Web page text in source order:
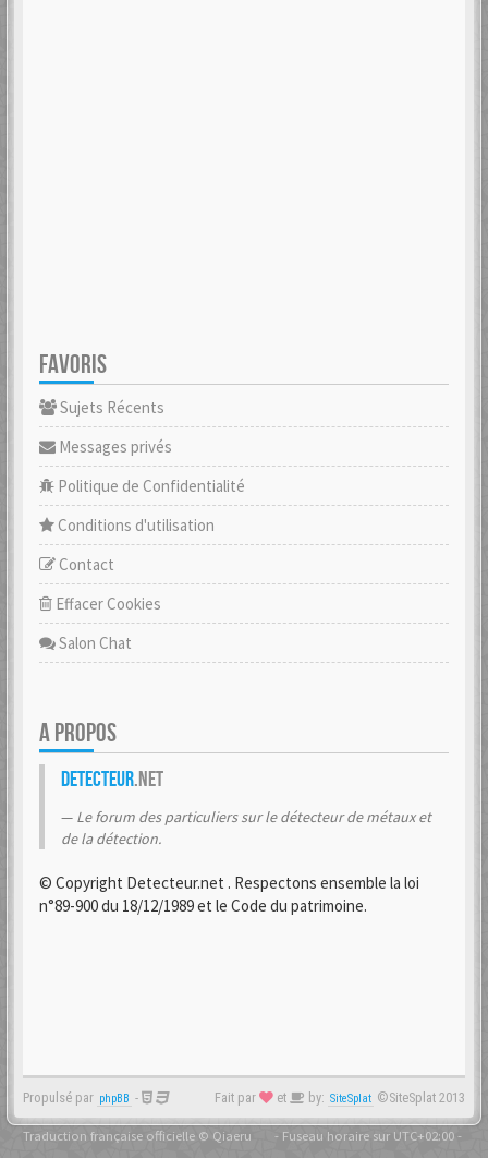
FAVORIS
Sujets Récents
Messages privés
Politique de Confidentialité
Conditions d'utilisation
Contact
Effacer Cookies
Salon Chat
A PROPOS
Detecteur.net
Le forum des particuliers sur le détecteur de métaux et
de la détection.
© Copyright Detecteur.net . Respectons ensemble la loi
n°89-900 du 18/12/1989 et le Code du patrimoine.
Propulsé par phpBB - Fait par et by: SiteSplat ©SiteSplat 2013
Traduction française officielle © Qiaeru - Fuseau horaire sur UTC+02:00 -